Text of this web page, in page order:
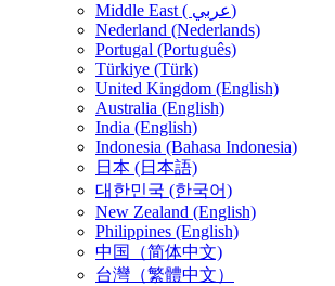
Middle East ( عربي)
Nederland (Nederlands)
Portugal (Português)
Türkiye (Türk)
United Kingdom (English)
Australia (English)
India (English)
Indonesia (Bahasa Indonesia)
日本 (日本語)
대한민국 (한국어)
New Zealand (English)
Philippines (English)
中国（简体中文)
台灣（繁體中文）